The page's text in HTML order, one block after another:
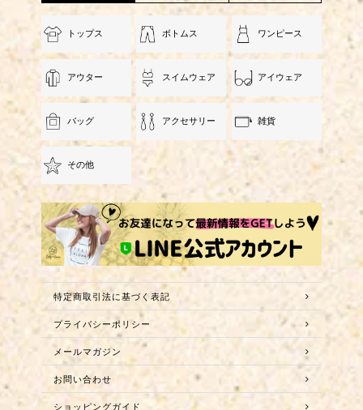
トップス ボトムス ワンピース
アウター スイムウェア アイウェア
バッグ アクセサリー 雑貨
その他
特定商取引法に基づく表記
プライバシーポリシー
メールマガジン
お問い合わせ
ショッピングガイド